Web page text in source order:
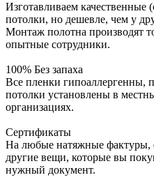
Изготавливаем
потолки, но дешевле, чем у
Монтаж полотна производят
опытные сотрудники.
100% Без запаха
Все пленки
потолки установлены в
организациях.
Сертификаты
На любые натяжные фактуры,
другие вещи, которые вы
нужный документ.